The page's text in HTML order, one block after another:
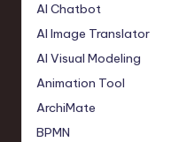
AI Chatbot
AI Image Translator
AI Visual Modeling
Animation Tool
ArchiMate
BPMN